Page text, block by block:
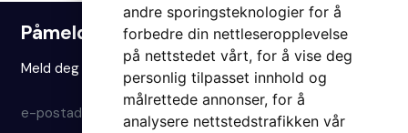
andre sporingsteknologier for å
forbedre din nettleseropplevelse
på nettstedet vårt, for å vise deg
personlig tilpasset innhold og
målrettede annonser, for å
analysere nettstedstrafikken vår
Påmelding nyhetsbrev
Meld deg på vårt nyhetsbrev for å holde deg oppdatert.
Meld på